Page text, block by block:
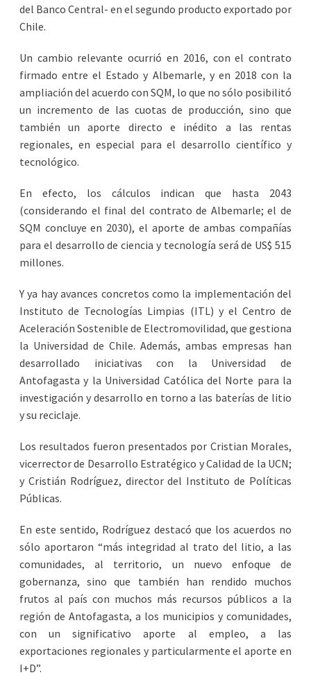
del Banco Central- en el segundo producto exportado por
Chile.
Un cambio relevante ocurrió en 2016, con el contrato
firmado entre el Estado y Albemarle, y en 2018 con la
ampliación del acuerdo con SQM, lo que no sólo posibilitó
un incremento de las cuotas de producción, sino que
también un aporte directo e inédito a las rentas
regionales, en especial para el desarrollo científico y
tecnológico.
En efecto, los cálculos indican que hasta 2043
(considerando el final del contrato de Albemarle; el de
SQM concluye en 2030), el aporte de ambas compañías
para el desarrollo de ciencia y tecnología será de US$ 515
millones.
Y ya hay avances concretos como la implementación del
Instituto de Tecnologías Limpias (ITL) y el Centro de
Aceleración Sostenible de Electromovilidad, que gestiona
la Universidad de Chile. Además, ambas empresas han
desarrollado iniciativas con la Universidad de
Antofagasta y la Universidad Católica del Norte para la
investigación y desarrollo en torno a las baterías de litio
y su reciclaje.
Los resultados fueron presentados por Cristian Morales,
vicerrector de Desarrollo Estratégico y Calidad de la UCN;
y Cristián Rodríguez, director del Instituto de Políticas
Públicas.
En este sentido, Rodríguez destacó que los acuerdos no
sólo aportaron “más integridad al trato del litio, a las
comunidades, al territorio, un nuevo enfoque de
gobernanza, sino que también han rendido muchos
frutos al país con muchos más recursos públicos a la
región de Antofagasta, a los municipios y comunidades,
con un significativo aporte al empleo, a las
exportaciones regionales y particularmente el aporte en
I+D”.